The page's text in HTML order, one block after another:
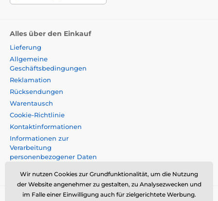
Alles über den Einkauf
Lieferung
Allgemeine
Geschäftsbedingungen
Reklamation
Rücksendungen
Warentausch
Cookie-Richtlinie
Kontaktinformationen
Informationen zur
Verarbeitung
personenbezogener Daten
Wir nutzen Cookies zur Grundfunktionalität, um die Nutzung
der Website angenehmer zu gestalten, zu Analysezwecken und
im Falle einer Einwilligung auch für zielgerichtete Werbung.